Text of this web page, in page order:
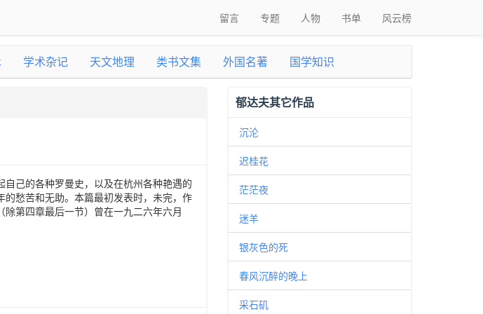
留言 专题 人物 书单 风云榜
学术杂记 天文地理 类书文集 外国名著 国学知识
己的各种罗曼史，以及在杭州各种艳遇的
愁苦和无助。本篇最初发表时，未完，作
第四章最后一节）曾在一九二六年六月
郁达夫其它作品
沉沦
迟桂花
茫茫夜
迷羊
银灰色的死
春风沉醉的晚上
采石矶